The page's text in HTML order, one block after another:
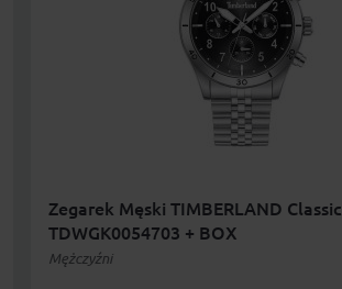
Zegarek Męski TIMBERLAND Classic
TDWGK0054703 + BOX
Mężczyźni